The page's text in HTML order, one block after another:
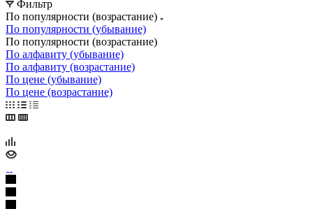
Фильтр
По популярности (возрастание)
По популярности (убывание)
По популярности (возрастание)
По алфавиту (убывание)
По алфавиту (возрастание)
По цене (убывание)
По цене (возрастание)